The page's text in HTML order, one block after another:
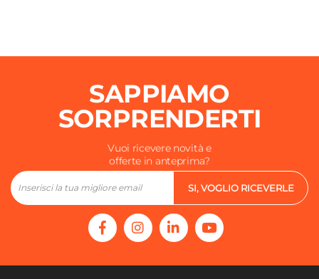
SAPPIAMO
SORPRENDERTI
Vuoi ricevere novità e
offerte in anteprima?
SI, VOGLIO RICEVERLE